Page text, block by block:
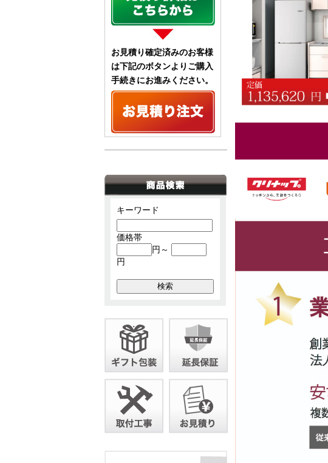
お見積り確定済みのお客様
は下記のボタンよりご購入
手続きにお進みください。
キーワード
価格帯
円～
円